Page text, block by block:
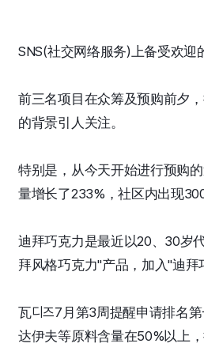
SNS(社交网络服务)上备受欢
前三名项目在众筹及预购前夕
的背景引人关注。
特别是，从今天开始进行预购
量增长了233%，社区内出现
迪拜巧克力是最近以20、30岁
拜风格巧克力"产品，加入"迪拜
瓦디즈7月第3周提醒申请排名
达伊夫等原料含量在50%以上